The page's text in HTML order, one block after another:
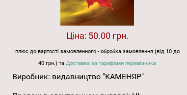
Ціна: 50.00 грн.
плюс до вартості замовленного - обробка замовлення (від 10 до
40 грн.) таДоставка за тарифами перевізника
Виробник: видавництво "КАМЕНЯР"